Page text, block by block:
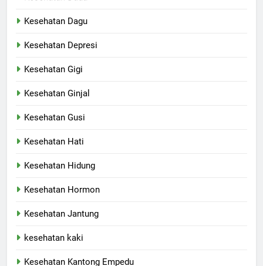
Kesehatan Dagu
Kesehatan Depresi
Kesehatan Gigi
Kesehatan Ginjal
Kesehatan Gusi
Kesehatan Hati
Kesehatan Hidung
Kesehatan Hormon
Kesehatan Jantung
kesehatan kaki
Kesehatan Kantong Empedu